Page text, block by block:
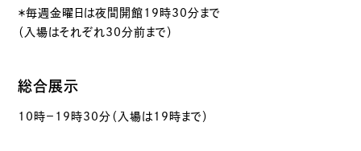
＊毎週金曜日は夜間開館19時30分まで
（入場はそれぞれ30分前まで）
総合展示
10時－19時30分（入場は19時まで）